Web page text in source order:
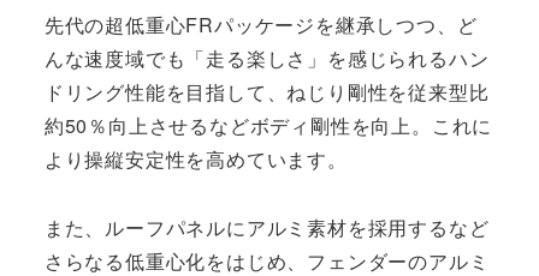
先代の超低重心FRパッケージを継承しつつ、ど
んな速度域でも「走る楽しさ」を感じられるハン
ドリング性能を目指して、ねじり剛性を従来型比
約50％向上させるなどボディ剛性を向上。これに
より操縦安定性を高めています。
また、ルーフパネルにアルミ素材を採用するなど
さらなる低重心化をはじめ、フェンダーのアルミ